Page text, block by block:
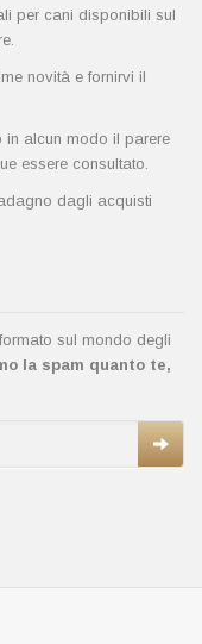
per cani disponibili sul
novità e fornirvi il
in alcun modo il parere
essere consultato.
dagli acquisti
sul mondo degli
la spam quanto te,